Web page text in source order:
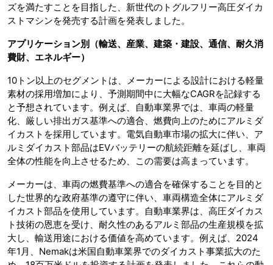
ズを満たすことを目指した、新世代のトグルフリー高圧ダイカ
ストマシンを発売する計画を発表しました。
アプリケーション別（輸送、産業、建築・建設、通信、耐久消
費財、エネルギー）
10トン以上のセグメントは、メーカーによる設計における軽量
素材の採用増加により、予測期間中に大幅なCAGRを記録する
と予想されています。例えば、自動車業界では、車両の軽量
化、厳しい排出ガス基準への適合、燃費向上のためにアルミダ
イカストを採用しています。電気自動車市場の拡大に伴い、ア
ルミダイカスト部品はEVバッテリーの航続距離を延ばし、車両
全体の性能を向上させるため、この需要は高まっています。
メーカーは、車両の燃費基準への適合を確保することを目的と
した世界的な政府基準の遵守に伴い、車両構造全体にアルミダ
イカスト部品を使用しています。自動車業界は、高圧ダイカス
ト技術の恩恵を受け、耐久性のあるアルミ部品の生産規模を拡
大し、輸送用途における価値を高めています。例えば、2024
年1月、Nemakは米国自動車業界でのダイカスト事業拡大のた